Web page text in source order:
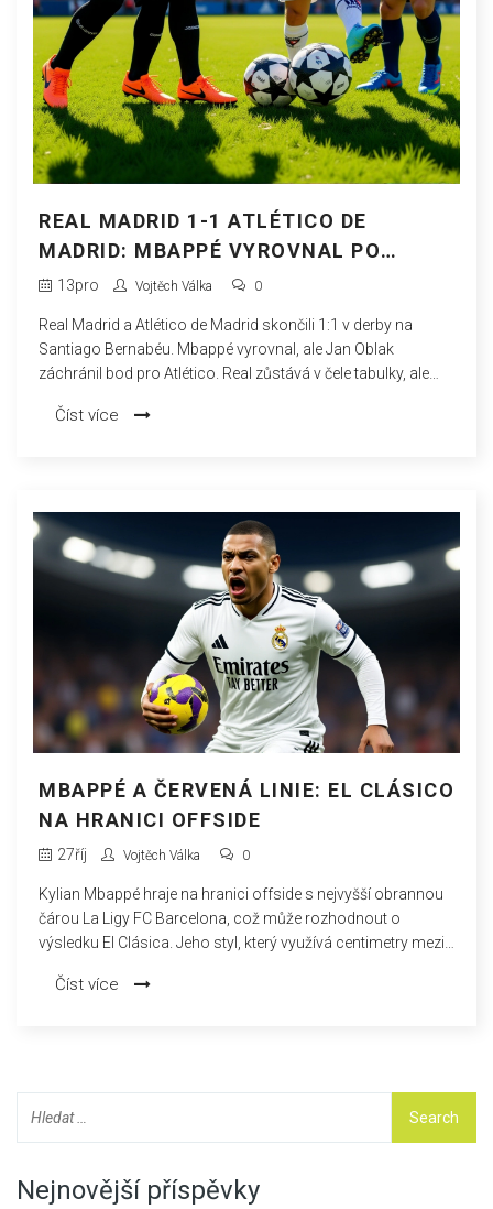
REAL MADRID 1-1 ATLÉTICO DE
MADRID: MBAPPÉ VYROVNAL PO
PENALTI ÁLVAREZE, OBLAK
13pro Vojtěch Válka 0
Real Madrid a Atlético de Madrid skončili 1:1 v derby na
Santiago Bernabéu. Mbappé vyrovnal, ale Jan Oblak
záchránil bod pro Atlético. Real zůstává v čele tabulky, ale
Číst více
MBAPPÉ A ČERVENÁ LINIE: EL CLÁSICO
NA HRANICI OFFSIDE
27říj Vojtěch Válka 0
Kylian Mbappé hraje na hranici offside s nejvyšší obrannou
čárou La Ligy FC Barcelona, což může rozhodnout o
výsledku El Clásica. Jeho styl, který využívá centimetry mezi
Číst více
Nejnovější příspěvky